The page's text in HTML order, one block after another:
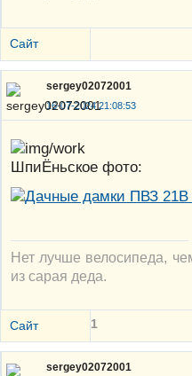
Сайт
sergey02072001
16-07-2024 21:08:53
ШпиЁньское фото:
Нет лучше велосипеда,
из сарая деда.
Сайт 1
sergey02072001